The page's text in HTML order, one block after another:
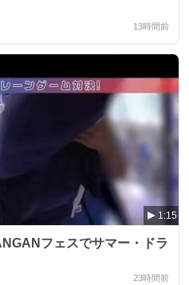
13時間前
1:15
フェスでサマー・ドラ
23時間前